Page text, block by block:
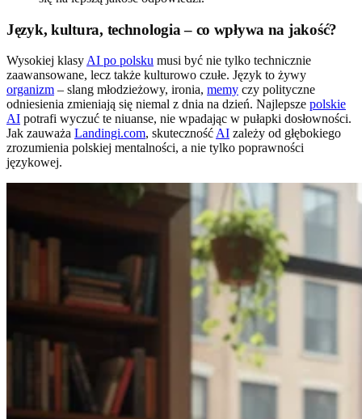
Język, kultura, technologia – co wpływa na jakość?
Wysokiej klasy AI po polsku musi być nie tylko technicznie
zaawansowane, lecz także kulturowo czułe. Język to żywy
organizm – slang młodzieżowy, ironia, memy czy polityczne
odniesienia zmieniają się niemal z dnia na dzień. Najlepsze polskie
AI potrafi wyczuć te niuanse, nie wpadając w pułapki dosłowności.
Jak zauważa Landingi.com, skuteczność AI zależy od głębokiego
zrozumienia polskiej mentalności, a nie tylko poprawności
językowej.